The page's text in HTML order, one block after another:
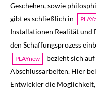
Geschehen, sowie
gibt es schließlich in
Installationen Realität und
den Schaffungsprozess
PLAYnew
bezieht sich
Abschlussarbeiten. Hier
Entwickler die Möglichkeit,